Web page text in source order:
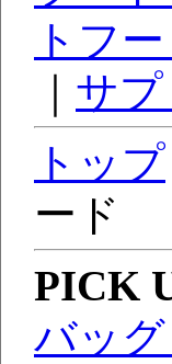
トフ
サプ
トップ
ード
PICK
バッ